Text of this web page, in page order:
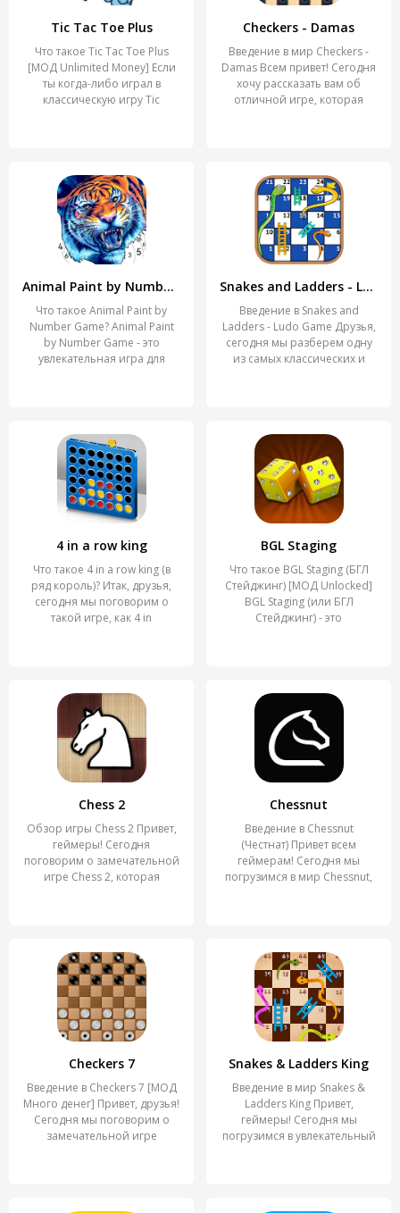
Tic Tac Toe Plus
Что такое Tic Tac Toe Plus
[МОД Unlimited Money] Если
ты когда-либо играл в
классическую игру Tic
Checkers - Damas
Введение в мир Checkers -
Damas Всем привет! Сегодня
хочу рассказать вам об
отличной игре, которая
Animal Paint by Number Game
Что такое Animal Paint by
Number Game? Animal Paint
by Number Game - это
увлекательная игра для
Snakes and Ladders - Ludo Game
Введение в Snakes and
Ladders - Ludo Game Друзья,
сегодня мы разберем одну
из самых классических и
4 in a row king
Что такое 4 in a row king (в
ряд король)? Итак, друзья,
сегодня мы поговорим о
такой игре, как 4 in
BGL Staging
Что такое BGL Staging (БГЛ
Стейджинг) [МОД Unlocked]
BGL Staging (или БГЛ
Стейджинг) - это
Chess 2
Обзор игры Chess 2 Привет,
геймеры! Сегодня
поговорим о замечательной
игре Chess 2, которая
Chessnut
Введение в Chessnut
(Честнат) Привет всем
геймерам! Сегодня мы
погрузимся в мир Chessnut,
Checkers 7
Введение в Checkers 7 [МОД
Много денег] Привет, друзья!
Сегодня мы поговорим о
замечательной игре
Snakes & Ladders King
Введение в мир Snakes &
Ladders King Привет,
геймеры! Сегодня мы
погрузимся в увлекательный